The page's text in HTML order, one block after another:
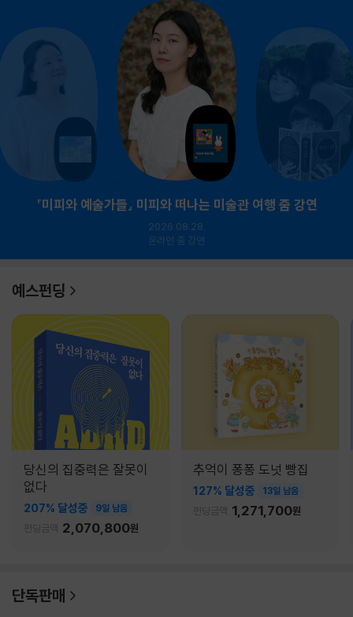
『미피와 예술가들』 미피와 떠나는 미술관 여행 줌 강연
2026.08.28.
온라인 줌 강연
예스펀딩
당신의 집중력은 잘못이
없다
207% 달성중 9일 남음
펀딩금액 2,070,800원
추억이 퐁퐁 도넛 빵집
127% 달성중 13일 남음
펀딩금액 1,271,700원
단독판매